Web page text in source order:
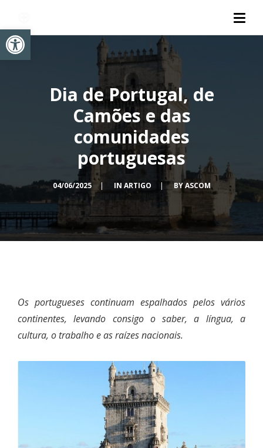
Abrir a barra de ferramentas
Dia de Portugal, de
Camões e das
comunidades
portuguesas
04/06/2025 | IN ARTIGO | BYASCOM
Os portugueses continuam espalhados pelos vários
continentes, levando consigo o saber, a língua, a
cultura, o trabalho e as raízes nacionais.